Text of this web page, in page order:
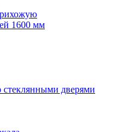
1600 мм
дверями